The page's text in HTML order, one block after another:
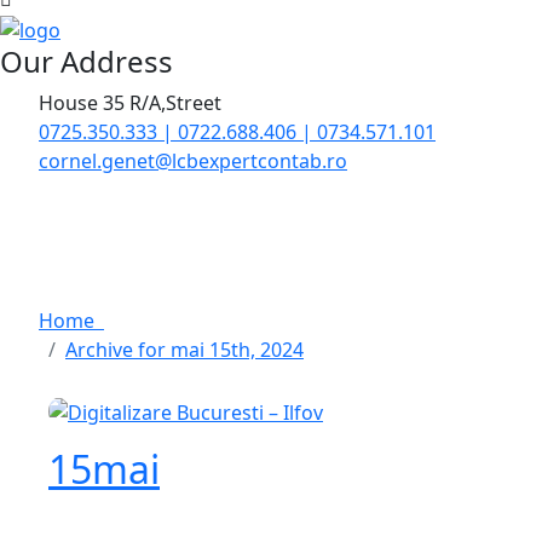
Our Address
House 35 R/A,Street
0725.350.333 | 0722.688.406 | 0734.571.101
cornel.genet@lcbexpertcontab.ro
Home
Archive for mai 15th, 2024
15mai